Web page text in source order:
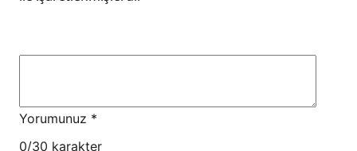
Yorumunuz *
0/30 karakter